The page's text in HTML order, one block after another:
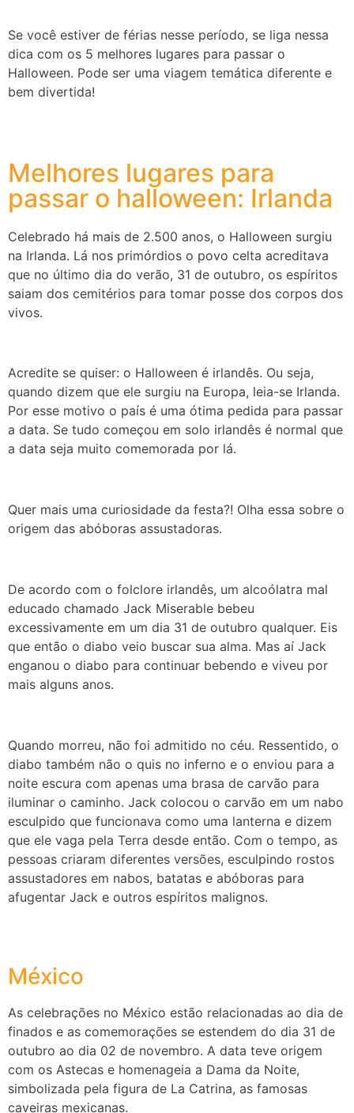
Se você estiver de férias nesse período, se liga nessa
dica com os 5 melhores lugares para passar o
Halloween. Pode ser uma viagem temática diferente e
bem divertida!
Melhores lugares para
passar o halloween: Irlanda
Celebrado há mais de 2.500 anos, o Halloween surgiu
na Irlanda. Lá nos primórdios o povo celta acreditava
que no último dia do verão, 31 de outubro, os espíritos
saiam dos cemitérios para tomar posse dos corpos dos
vivos.
Acredite se quiser: o Halloween é irlandês. Ou seja,
quando dizem que ele surgiu na Europa, leia-se Irlanda.
Por esse motivo o país é uma ótima pedida para passar
a data. Se tudo começou em solo irlandês é normal que
a data seja muito comemorada por lá.
Quer mais uma curiosidade da festa?! Olha essa sobre o
origem das abóboras assustadoras.
De acordo com o folclore irlandês, um alcoólatra mal
educado chamado Jack Miserable bebeu
excessivamente em um dia 31 de outubro qualquer. Eis
que então o diabo veio buscar sua alma. Mas aí Jack
enganou o diabo para continuar bebendo e viveu por
mais alguns anos.
Quando morreu, não foi admitido no céu. Ressentido, o
diabo também não o quis no inferno e o enviou para a
noite escura com apenas uma brasa de carvão para
iluminar o caminho. Jack colocou o carvão em um nabo
esculpido que funcionava como uma lanterna e dizem
que ele vaga pela Terra desde então. Com o tempo, as
pessoas criaram diferentes versões, esculpindo rostos
assustadores em nabos, batatas e abóboras para
afugentar Jack e outros espíritos malignos.
México
As celebrações no México estão relacionadas ao dia de
finados e as comemorações se estendem do dia 31 de
outubro ao dia 02 de novembro. A data teve origem
com os Astecas e homenageia a Dama da Noite,
simbolizada pela figura de La Catrina, as famosas
caveiras mexicanas.